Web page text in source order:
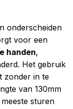
onderscheiden
voor een
handen,
Het gebruik
zonder in te
van 130mm
sturen